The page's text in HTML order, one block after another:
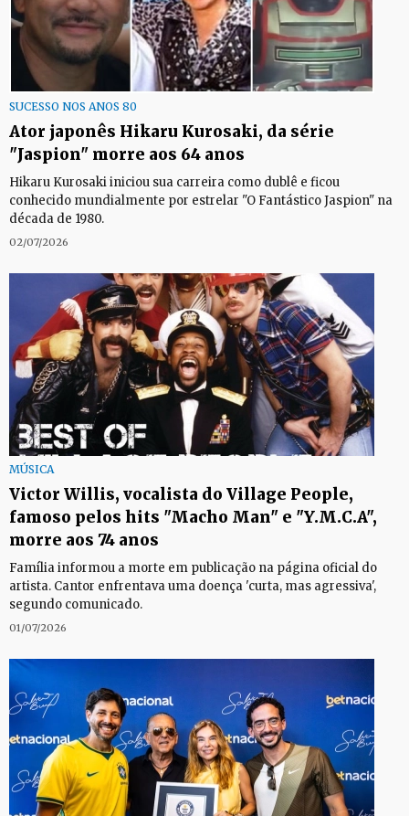
SUCESSO NOS ANOS 80
Ator japonês Hikaru Kurosaki, da série
"Jaspion" morre aos 64 anos
Hikaru Kurosaki iniciou sua carreira como dublê e ficou
conhecido mundialmente por estrelar "O Fantástico Jaspion" na
década de 1980.
02/07/2026
MÚSICA
Victor Willis, vocalista do Village People,
famoso pelos hits "Macho Man" e "Y.M.C.A",
morre aos 74 anos
Família informou a morte em publicação na página oficial do
artista. Cantor enfrentava uma doença 'curta, mas agressiva',
segundo comunicado.
01/07/2026